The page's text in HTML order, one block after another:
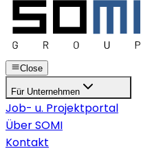
Close
Für Unternehmen
Job- u. Projektportal
Über SOMI
Kontakt